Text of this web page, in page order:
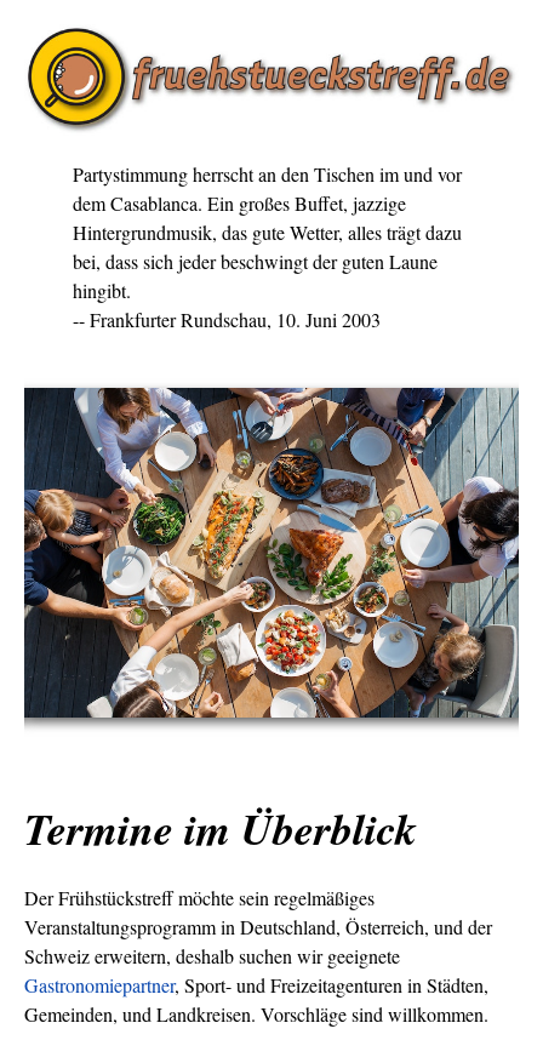
Partystimmung herrscht an den Tischen im und vor
dem Casablanca. Ein großes Buffet, jazzige
Hintergrundmusik, das gute Wetter, alles trägt dazu
bei, dass sich jeder beschwingt der guten Laune
hingibt.
-- Frankfurter Rundschau, 10. Juni 2003
Termine im Überblick
Der Frühstückstreff möchte sein regelmäßiges
Veranstaltungsprogramm in Deutschland, Österreich, und der
Schweiz erweitern, deshalb suchen wir geeignete
Gastronomiepartner, Sport- und Freizeitagenturen in Städten,
Gemeinden, und Landkreisen. Vorschläge sind willkommen.